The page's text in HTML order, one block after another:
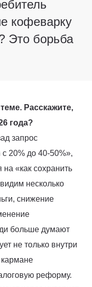
кофеварку
Это борьба
Расскажите,
года?
запрос
20% до 40-50%»,
«как сохранить
несколько
снижение
больше думают
не только внутри
реформу.